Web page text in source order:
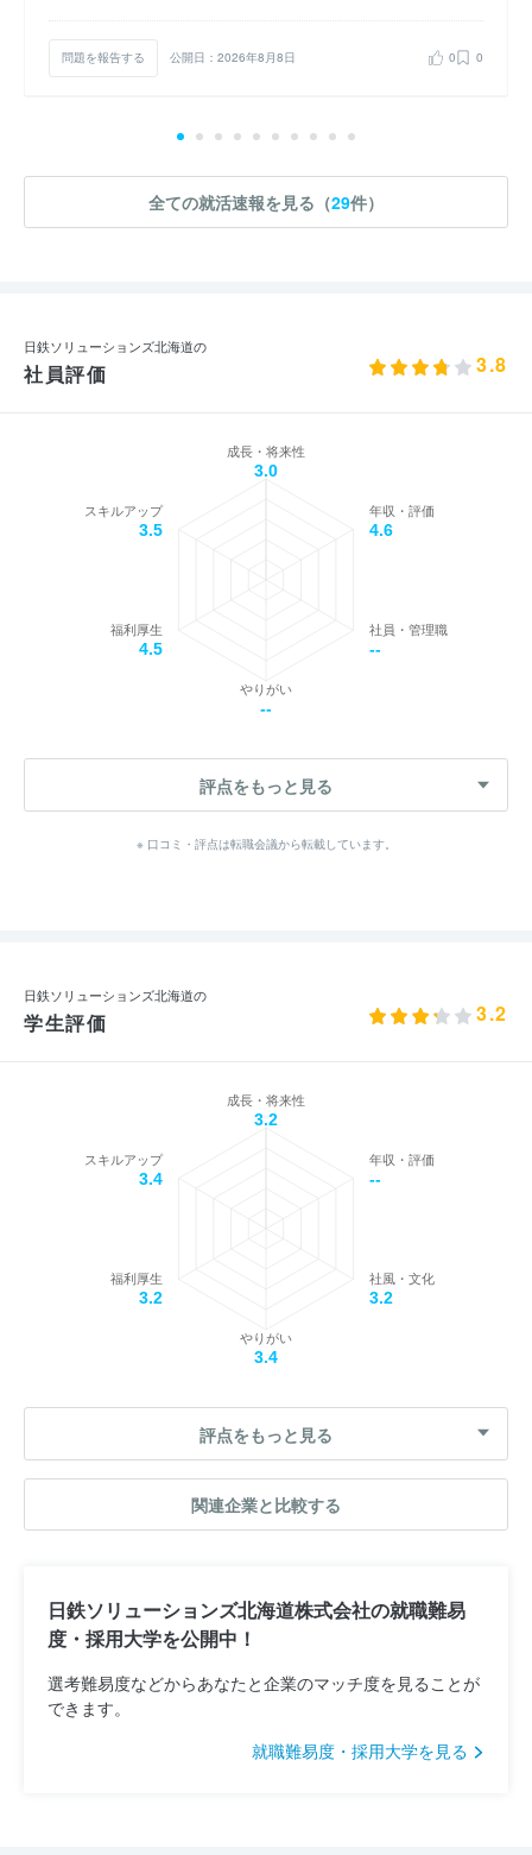
問題を報告する 公開日：2026年8月8日 0 0
全ての就活速報を見る（29件）
日鉄ソリューションズ北海道の
社員評価 3.8
成長・将来性
3.0
年収・評価
4.6
社員・管理職
--
やりがい
--
福利厚生
4.5
スキルアップ
3.5
評点をもっと見る
※ 口コミ・評点は転職会議から転載しています。
日鉄ソリューションズ北海道の
学生評価 3.2
成長・将来性
3.2
年収・評価
--
社風・文化
3.2
やりがい
3.4
福利厚生
3.2
スキルアップ
3.4
評点をもっと見る
関連企業と比較する
日鉄ソリューションズ北海道株式会社の就職難易
度・採用大学を公開中！
選考難易度などからあなたと企業のマッチ度を見ることが
できます。
就職難易度・採用大学を見る